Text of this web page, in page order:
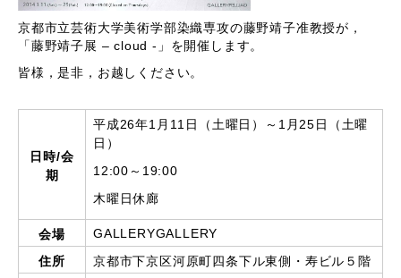
京都市立芸術大学美術学部染織専攻の藤野靖子准教授が，
「藤野靖子展 – cloud -」を開催します。
皆様，是非，お越しください。
日時/会
期
平成26年1月11日（土曜日）～1月25日（土曜
日）
12:00～19:00
木曜日休廊
会場 GALLERYGALLERY
住所 京都市下京区河原町四条下ル東側・寿ビル５階